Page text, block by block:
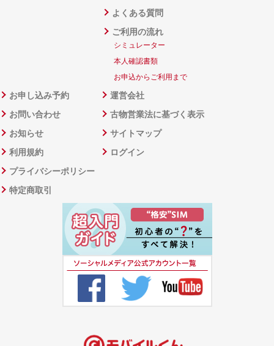
よくある質問
ご利用の流れ
シミュレーター
本人確認書類
お申込からご利用まで
お申し込み予約
お問い合わせ
お知らせ
利用規約
プライバシーポリシー
特定商取引
運営会社
古物営業法に基づく表示
サイトマップ
ログイン